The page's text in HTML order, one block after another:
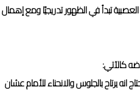
تبدأ في الظهور تدريجيًا ومع إهمال
كالآتي:
يرتاح بالجلوس والانحناء للأمام عشان